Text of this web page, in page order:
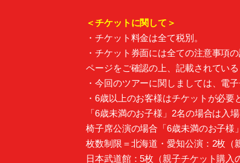
＜チケットに関して＞
・チケット料金は全て税別。
・チケット券面には全ての注意事項
ページをご確認の上、記載されてい
・今回のツアーに関しましては、電
・6歳以上のお客様はチケットが必
「6歳未満のお子様」2名の場合は入場
椅子席公演の場合「6歳未満のお子様
枚数制限＝北海道・愛知公演：2枚（
日本武道館：5枚（親子チケット購入